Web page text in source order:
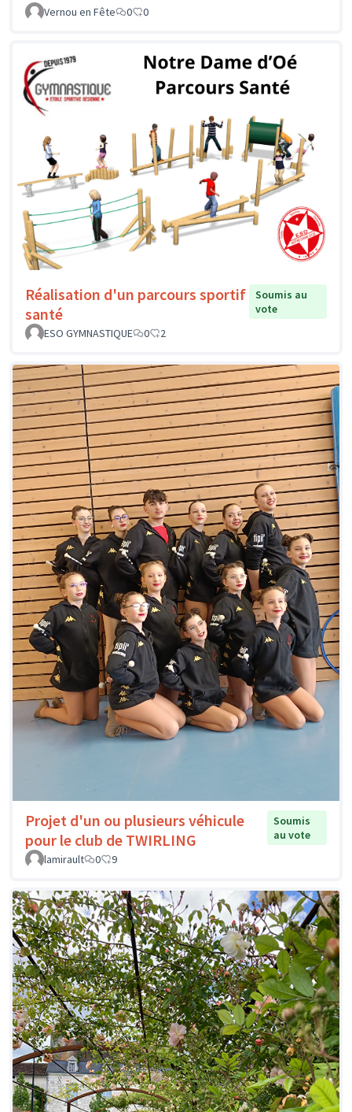
Vernou en Fête 0 0
Réalisation d'un parcours sportif
santé
Soumis au
vote
ESO GYMNASTIQUE
0 2
Projet d'un ou plusieurs véhicule
pour le club de TWIRLING
Soumis
au vote
lamirault
0 9